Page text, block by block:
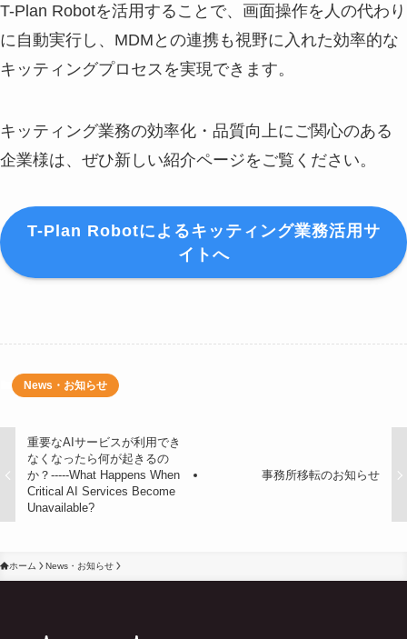
T-Plan Robotを活用することで、画面操作を人の代わり
に自動実行し、MDMとの連携も視野に入れた効率的な
キッティングプロセスを実現できます。
キッティング業務の効率化・品質向上にご関心のある
企業様は、ぜひ新しい紹介ページをご覧ください。
T-Plan Robotによるキッティング業務活用サ
イトへ
News・お知らせ
重要なAIサービスが利用でき
なくなったら何が起きるの
か？-----What Happens When
Critical AI Services Become
Unavailable?
事務所移転のお知らせ
ホーム News・お知らせ